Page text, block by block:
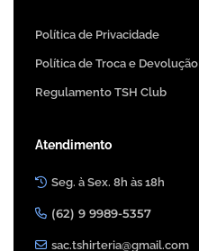
Política de Privacidade
Política de Troca e Devolução
Regulamento TSH Club
Atendimento
Seg. à Sex. 8h às 18h
(62) 9 9989-5357
sac.tshirteria@gmail.com